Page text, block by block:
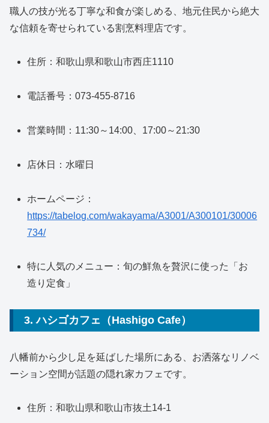
職人の技が光る丁寧な和食が楽しめる、地元住民から絶大
な信頼を寄せられている割烹料理店です。
住所：和歌山県和歌山市西庄1110
電話番号：073-455-8716
営業時間：11:30～14:00、17:00～21:30
店休日：水曜日
ホームページ：
https://tabelog.com/wakayama/A3001/A300101/30006
734/
特に人気のメニュー：旬の鮮魚を贅沢に使った「お
造り定食」
3. ハシゴカフェ（Hashigo Cafe）
八幡前から少し足を延ばした場所にある、お洒落なリノベ
ーション空間が話題の隠れ家カフェです。
住所：和歌山県和歌山市抜土14-1